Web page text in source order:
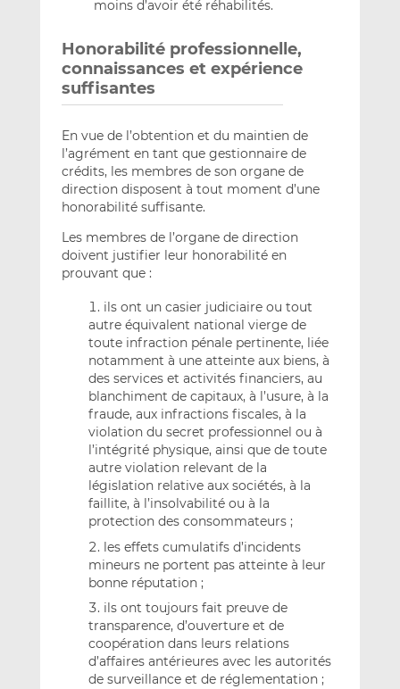
moins d’avoir été réhabilités.
Honorabilité professionnelle,
connaissances et expérience
suffisantes
En vue de l’obtention et du maintien de
l’agrément en tant que gestionnaire de
crédits, les membres de son organe de
direction disposent à tout moment d’une
honorabilité suffisante.
Les membres de l’organe de direction
doivent justifier leur honorabilité en
prouvant que :
ils ont un casier judiciaire ou tout
autre équivalent national vierge de
toute infraction pénale pertinente, liée
notamment à une atteinte aux biens, à
des services et activités financiers, au
blanchiment de capitaux, à l’usure, à la
fraude, aux infractions fiscales, à la
violation du secret professionnel ou à
l’intégrité physique, ainsi que de toute
autre violation relevant de la
législation relative aux sociétés, à la
faillite, à l’insolvabilité ou à la
protection des consommateurs ;
les effets cumulatifs d’incidents
mineurs ne portent pas atteinte à leur
bonne réputation ;
ils ont toujours fait preuve de
transparence, d’ouverture et de
coopération dans leurs relations
d’affaires antérieures avec les autorités
de surveillance et de réglementation ;